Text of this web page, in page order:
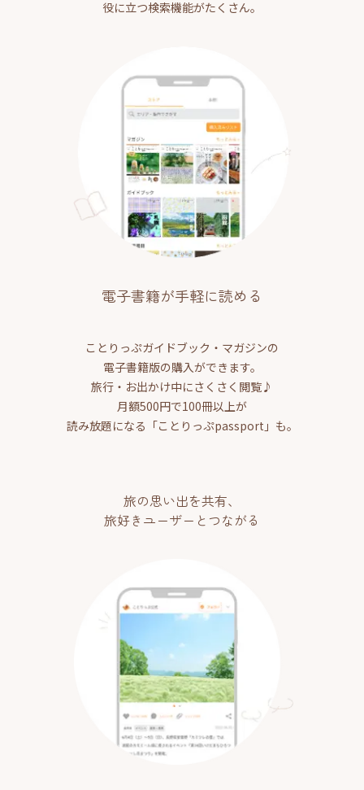
役に立つ検索機能がたくさん。
電子書籍が手軽に読める
ことりっぷガイドブック・マガジンの
電子書籍版の購入ができます。
旅行・お出かけ中にさくさく閲覧♪
月額500円で100冊以上が
読み放題になる「ことりっぷpassport」も。
旅の思い出を共有、
旅好きユーザーとつながる